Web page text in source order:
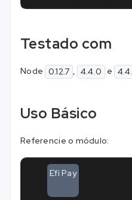
Testado com
Node 0.12.7 , 4.4.0 e
Uso Básico
Referencie o módulo:
Efí Pay